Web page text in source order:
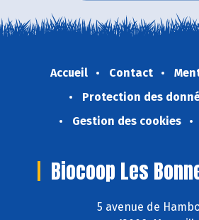
Accueil Contact
Protection des
Gestion des cookies
Biocoop Les
5 avenue de